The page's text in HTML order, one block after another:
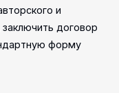
и
договор
форму